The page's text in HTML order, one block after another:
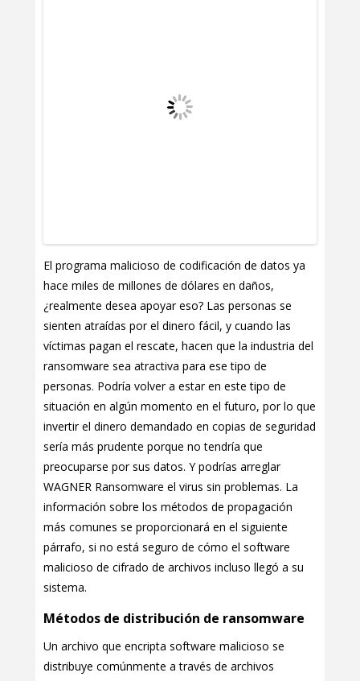
El programa malicioso de codificación de datos ya
hace miles de millones de dólares en daños,
¿realmente desea apoyar eso? Las personas se
sienten atraídas por el dinero fácil, y cuando las
víctimas pagan el rescate, hacen que la industria del
ransomware sea atractiva para ese tipo de
personas. Podría volver a estar en este tipo de
situación en algún momento en el futuro, por lo que
invertir el dinero demandado en copias de seguridad
sería más prudente porque no tendría que
preocuparse por sus datos. Y podrías arreglar
WAGNER Ransomware el virus sin problemas. La
información sobre los métodos de propagación
más comunes se proporcionará en el siguiente
párrafo, si no está seguro de cómo el software
malicioso de cifrado de archivos incluso llegó a su
sistema.
Métodos de distribución de ransomware
Un archivo que encripta software malicioso se
distribuye comúnmente a través de archivos